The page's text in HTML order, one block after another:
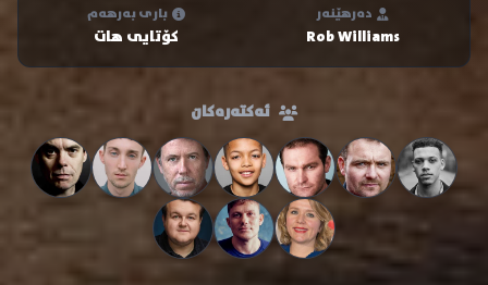
دەرهێنەر
Rob Williams
باری بەرهەم
کۆتایی هات
ئەکتەرەکان